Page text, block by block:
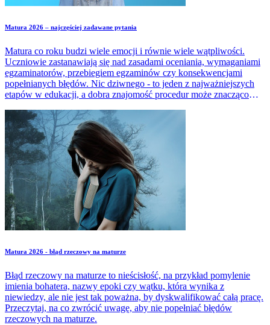
Matura 2026 – najczęściej zadawane pytania
Matura co roku budzi wiele emocji i równie wiele wątpliwości.
Uczniowie zastanawiają się nad zasadami oceniania, wymaganiami
egzaminatorów, przebiegiem egzaminów czy konsekwencjami
popełnianych błędów. Nic dziwnego - to jeden z najważniejszych
etapów w edukacji, a dobra znajomość procedur może znacząco
pytania dotyczące matury i udzieliliśmy na nie prostych, rzetelnych
odpowiedzi.
Matura 2026 - błąd rzeczowy na maturze
Błąd rzeczowy na maturze to nieścisłość, na przykład pomylenie
imienia bohatera, nazwy epoki czy wątku, która wynika z
niewiedzy, ale nie jest tak poważna, by dyskwalifikować całą pracę.
Przeczytaj, na co zwrócić uwagę, aby nie popełniać błędów
rzeczowych na maturze.